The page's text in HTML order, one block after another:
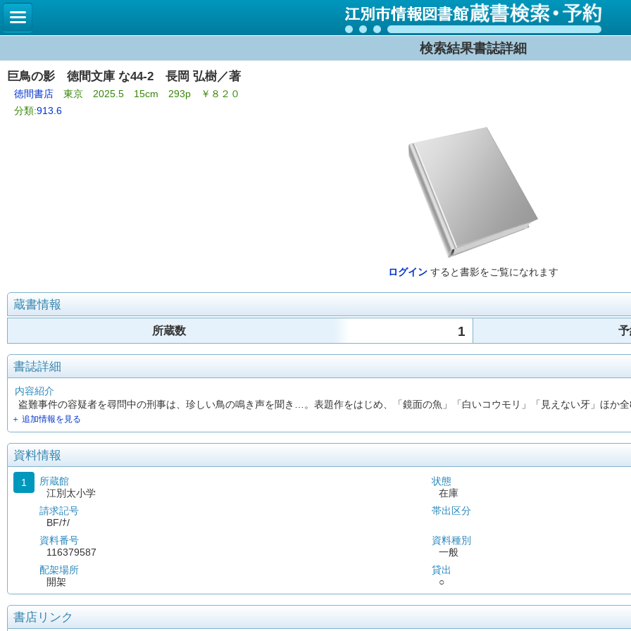
検索結果書誌詳細
巨鳥の影 徳間文庫 な44-2 長岡 弘樹／著
徳間書店 東京 2025.5 15cm 293p ￥８２０
分類:913.6
ログイン すると書影をご覧になれます
蔵書情報
所蔵数 1
書誌詳細
内容紹介
盗難事件の容疑者を尋問中の刑事は、珍しい鳥の鳴き声を聞き…。表題作をはじめ、「鏡面の魚」「白いコウモリ」「見えない牙」ほか
＋ 追加情報を見る
資料情報
1
所蔵館
江別太小学
請求記号
BF/ﾅ/
資料番号
116379587
配架場所
開架
状態
在庫
帯出区分
資料種別
一般
貸出
○
書店リンク